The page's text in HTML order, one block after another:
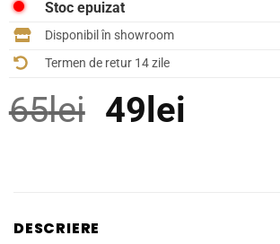
Stoc epuizat
Disponibil în showroom
Termen de retur 14 zile
65lei Prețul
49lei
DESCRIERE